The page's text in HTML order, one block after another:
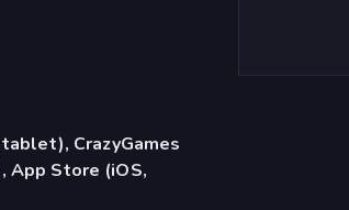
tablet), CrazyGames
App Store (iOS,